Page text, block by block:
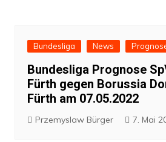
Bundesliga News
Bundesliga Prognose
Fürth gegen Borussia
Fürth am 07.05.2022
Przemyslaw Bürger 7. Mai